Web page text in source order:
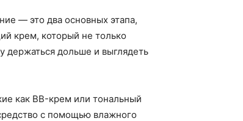
— это два основных этапа,
крем, который не только
держаться дольше и выглядеть
как BB-крем или тональный
с помощью влажного